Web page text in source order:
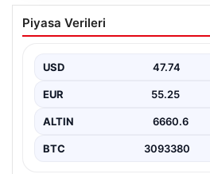
23. Uluslararası
Festivali’nde İngiliz
Bodrum’un eşsiz atmosferinde
sanatseverleri büyülemeye…
Piyasa Verileri
USD 47.74
EUR 55.25
ALTIN 6660.6
BTC 3093380